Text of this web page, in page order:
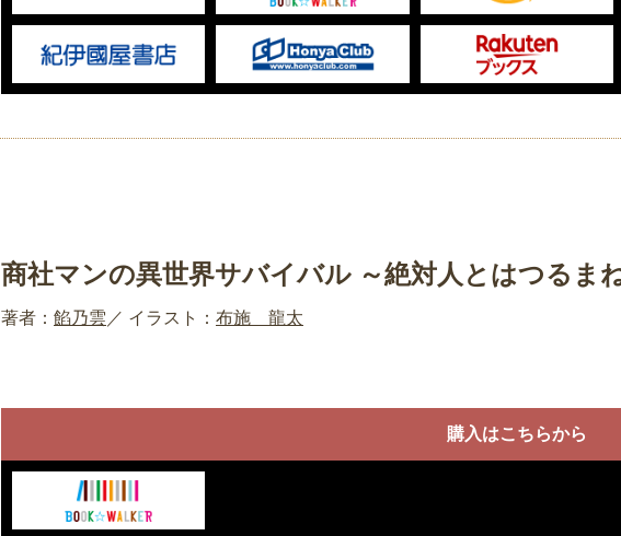
商社マンの異世界サバイバル ～絶対人とはつるま
著者： 餡乃雲 イラスト： 布施 龍太
購入はこちらから